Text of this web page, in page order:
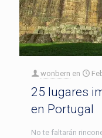
wonbern en
25 lugares
en Portugal
No te faltarán